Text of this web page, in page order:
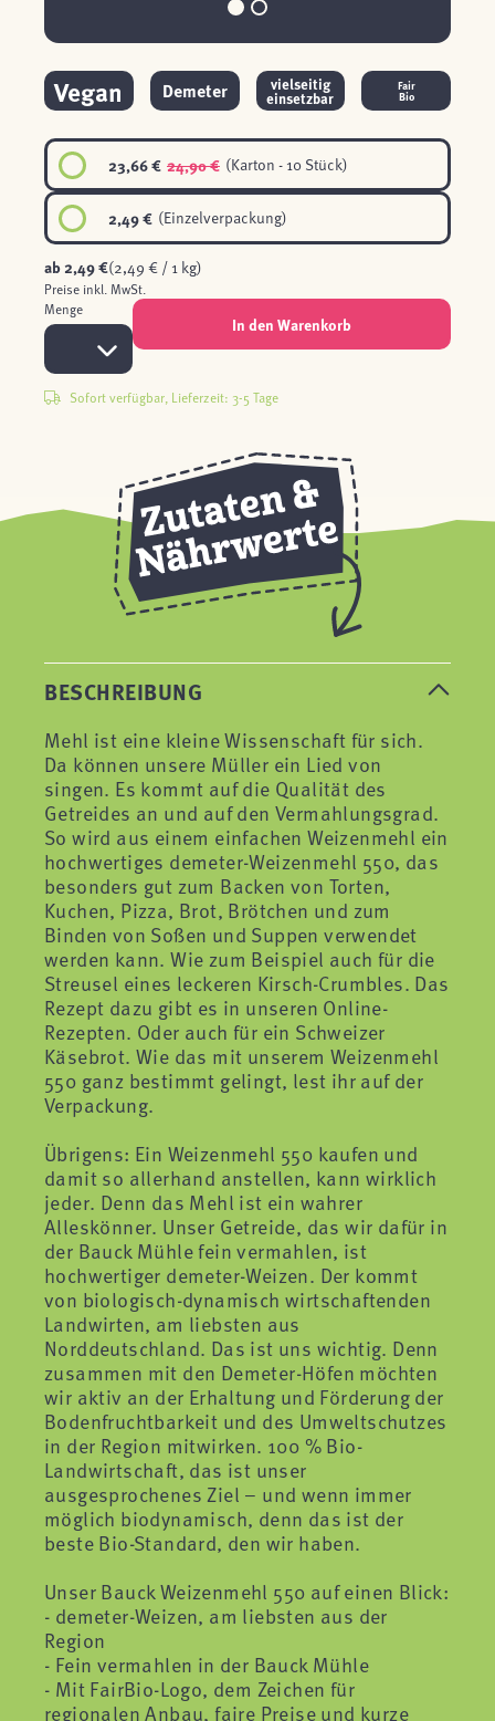
Vegan Demeter vielseitig
einsetzbar
Fair
Bio
23,66 € 24,90 € (Karton - 10 Stück)
2,49 € (Einzelverpackung)
ab 2,49 €(2,49 € / 1 kg)
Preise inkl. MwSt.
Menge
In den Warenkorb
Sofort verfügbar, Lieferzeit: 3-5 Tage
BESCHREIBUNG
Mehl ist eine kleine Wissenschaft für sich.
Da können unsere Müller ein Lied von
singen. Es kommt auf die Qualität des
Getreides an und auf den Vermahlungsgrad.
So wird aus einem einfachen Weizenmehl ein
hochwertiges demeter-Weizenmehl 550, das
besonders gut zum Backen von Torten,
Kuchen, Pizza, Brot, Brötchen und zum
Binden von Soßen und Suppen verwendet
werden kann. Wie zum Beispiel auch für die
Streusel eines leckeren Kirsch-Crumbles. Das
Rezept dazu gibt es in unseren Online-
Rezepten. Oder auch für ein Schweizer
Käsebrot. Wie das mit unserem Weizenmehl
550 ganz bestimmt gelingt, lest ihr auf der
Verpackung.
Übrigens: Ein Weizenmehl 550 kaufen und
damit so allerhand anstellen, kann wirklich
jeder. Denn das Mehl ist ein wahrer
Alleskönner. Unser Getreide, das wir dafür in
der Bauck Mühle fein vermahlen, ist
hochwertiger demeter-Weizen. Der kommt
von biologisch-dynamisch wirtschaftenden
Landwirten, am liebsten aus
Norddeutschland. Das ist uns wichtig. Denn
zusammen mit den Demeter-Höfen möchten
wir aktiv an der Erhaltung und Förderung der
Bodenfruchtbarkeit und des Umweltschutzes
in der Region mitwirken. 100 % Bio-
Landwirtschaft, das ist unser
ausgesprochenes Ziel – und wenn immer
möglich biodynamisch, denn das ist der
beste Bio-Standard, den wir haben.
Unser Bauck Weizenmehl 550 auf einen Blick:
- demeter-Weizen, am liebsten aus der
Region
- Fein vermahlen in der Bauck Mühle
- Mit FairBio-Logo, dem Zeichen für
regionalen Anbau, faire Preise und kurze